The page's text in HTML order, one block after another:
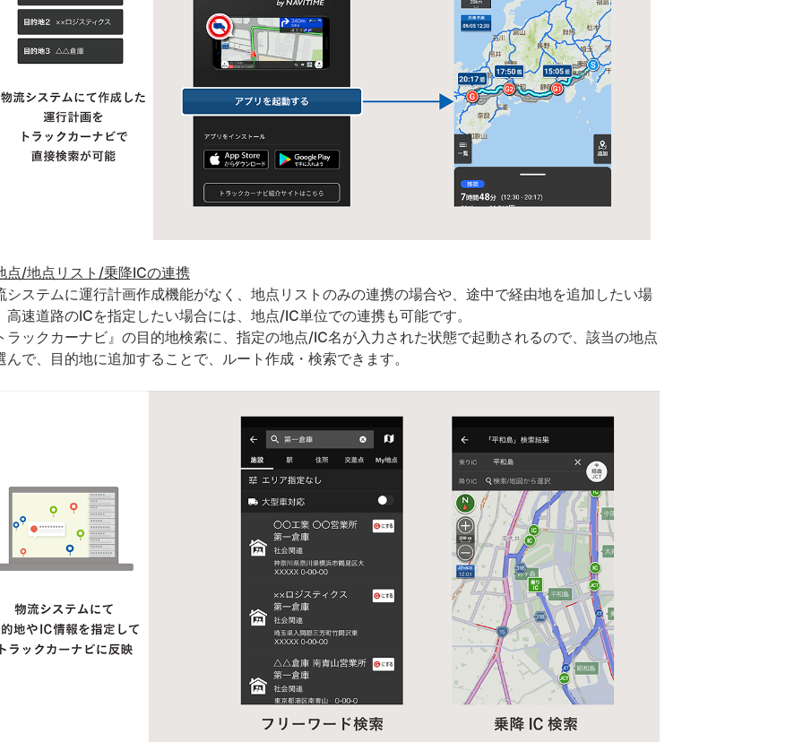
点/地点リスト/乗降ICの連携
システムに運行計画作成機能がなく、地点リストのみの連携の場合や、途中で経由地を追加したい場
高速道路のICを指定したい場合には、地点/IC単位での連携も可能です。
ラックカーナビ』の目的地検索に、指定の地点/IC名が入力された状態で起動されるので、該当の地点
んで、目的地に追加することで、ルート作成・検索できます。